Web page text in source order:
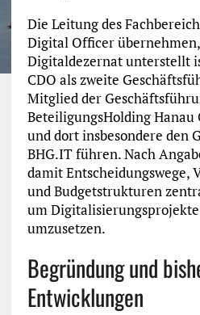
Die Leitung des
Digital Officer
Digitaldezernat unterstellt
CDO als zweite
Mitglied der
BeteiligungsHolding Hanau
und dort insbesondere den
BHG.IT führen. Nach
damit Entscheidungswege,
und Budgetstrukturen
um
umzusetzen.
Begründung und
Entwicklungen